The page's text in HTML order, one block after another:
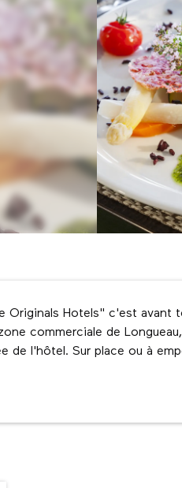
Originals Hotels" c'est avant
commerciale de
de l'hôtel. Sur place ou à